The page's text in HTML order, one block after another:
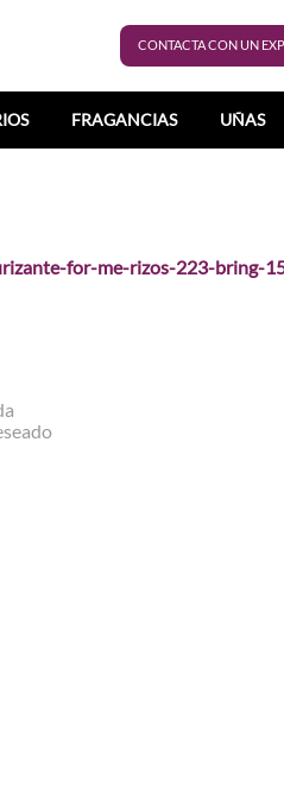
CONTACTA CON UN
FRAGANCIAS UÑAS
for-me-rizos-223-bring-